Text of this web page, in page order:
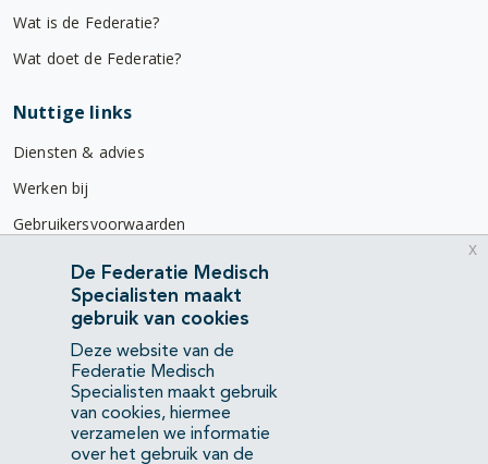
Wat is de Federatie?
Wat doet de Federatie?
Nuttige links
Diensten & advies
Werken bij
Gebruikersvoorwaarden
Privacyverklaring
Contact
Mercatorlaan 1200
3528 BL Utrecht
(088) 505 34 34
info@richtlijnendatabase.nl
De Federatie Medisch
Specialisten maakt
gebruik van cookies
Deze website van de
Federatie Medisch
Specialisten maakt gebruik
van cookies, hiermee
verzamelen we informatie
over het gebruik van de
x